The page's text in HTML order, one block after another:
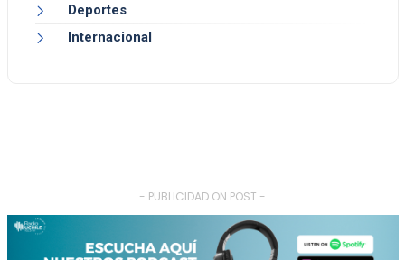
Deportes
Internacional
- PUBLICIDAD ON POST -